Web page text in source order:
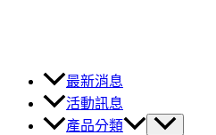
最新消息
活動訊息
產品分類